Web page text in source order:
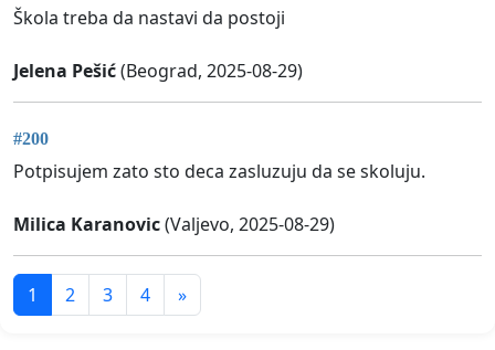
Škola treba da nastavi da postoji
Jelena Pešić(Beograd, 2025-08-29)
#200
Potpisujem zato sto deca zasluzuju da se skoluju.
Milica Karanovic(Valjevo, 2025-08-29)
1 2 3 4 »